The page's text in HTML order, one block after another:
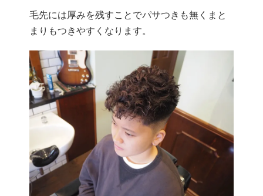
毛先には厚みを残すことでパサつきも無くまと
まりもつきやすくなります。